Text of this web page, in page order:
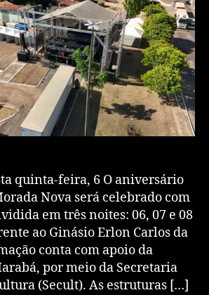
quinta-feira, 6 O aniversário
Nova será celebrado com
em três noites: 06, 07 e 08
ao Ginásio Erlon Carlos da
conta com apoio da
por meio da Secretaria
(Secult). As estruturas […]